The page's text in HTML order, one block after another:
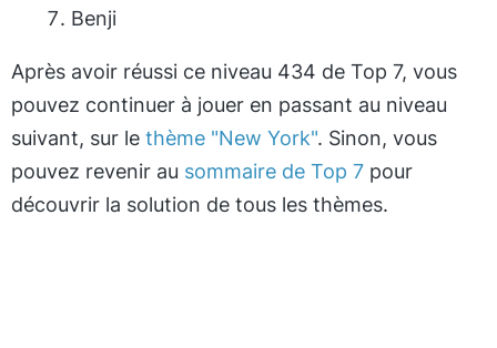
Benji
Après avoir réussi ce niveau 434 de Top 7, vous
pouvez continuer à jouer en passant au niveau
suivant, sur le thème "New York". Sinon, vous
pouvez revenir au sommaire de Top 7 pour
découvrir la solution de tous les thèmes.